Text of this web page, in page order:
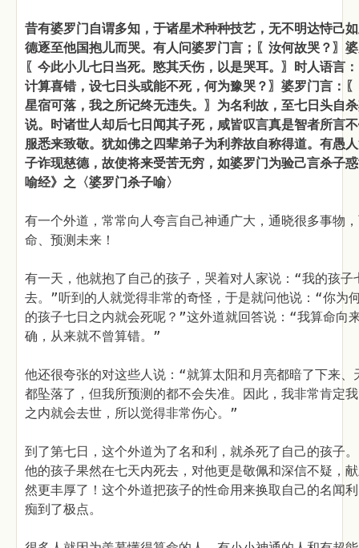
昔有婆罗门自谓多知，于诸星术种种技艺，无不明达恃己
德逐至他国抱儿而哭。有人问婆罗门言；〖汝何故哭？〗
〖今此小儿七日当死。愍其夭伤，以是哭耳。〗时人语言
计算喜错，设七日头或能不死，何为豫哭？〗婆罗门言：
星宿可落，我之所记终无违失。〗为名利故，至七日头自
说。时诸世人却后七日闻其子死，咸皆叹言真是智者所言
服悉来致敬。犹如佛之四辈弟子为利养故自称得道。有愚
子诈现慈德，故使将来受苦无穷，如婆罗门为验己言杀子
喻经》之〈婆罗门杀子喻〉
有一个外道，常常向人夸言自己神通广大，通晓很多事物
命、预测未来！
有一天，他就抱了自己的孩子，哭着对人家说：“我的孩子
去。”听到的人就觉得非常的奇怪，于是就问他说：“你为
的孩子七日之内就会死呢？”这外道就回答说：“我算命向
确，从来就不曾算错。”
他还很夸张的对这些人说：“就算太阳和月亮都暗了下来、
都坠落了，但我所预测的都不会失准。因此，我非常肯定
之内就会去世，所以觉得非常伤心。”
到了第七日，这个外道为了名和利，就杀死了自己的孩子
他的孩子果然在七天内死去，对他更是敬佩和深信不疑，
然更丰厚了！这个外道把孩子的性命用来换取自己的名闻
痴到了极点。